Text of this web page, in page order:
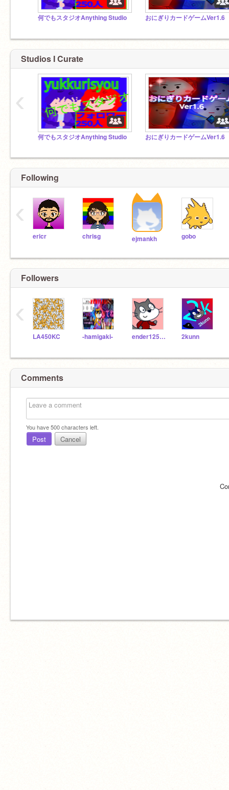
何でもスタジオAnything Studio
Studios I Curate
何でもスタジオAnything Studio
‹
Following
ericr chrisg ejmankh gobo
‹
Followers
LA450KC -hamigaki- ender125dragon 2kunn
‹
Comments
You have500characters left.
Post Cancel